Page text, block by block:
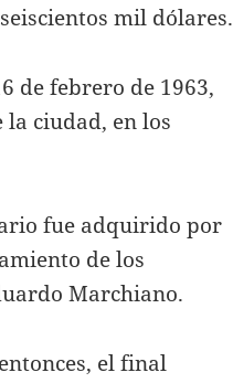
mil dólares.
de febrero de 1963,
ciudad, en los
fue adquirido por
de los
Marchiano.
el final